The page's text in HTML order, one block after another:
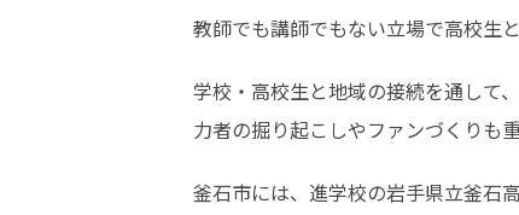
教師でも講師でもない立場で高校生
学校・高校生と地域の接続を通して
力者の掘り起こしやファンづくりも
釜石市には、進学校の岩手県立釜石